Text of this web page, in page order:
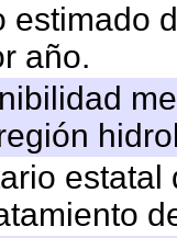
estimado
año.